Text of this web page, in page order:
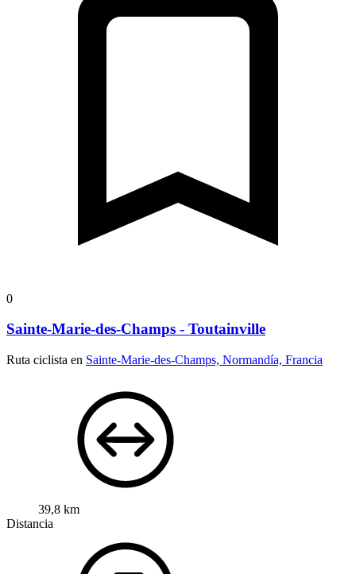
0
Sainte-Marie-des-Champs - Toutainville
Ruta ciclista en Sainte-Marie-des-Champs, Normandía, Francia
39,8 km
Distancia